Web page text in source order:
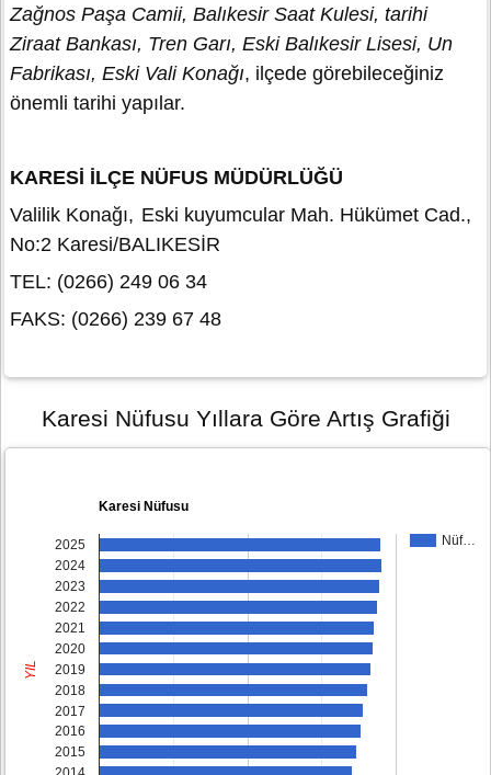
Zağnos Paşa Camii, Balıkesir Saat Kulesi, tarihi
Ziraat Bankası, Tren Garı, Eski Balıkesir Lisesi, Un
Fabrikası, Eski Vali Konağı, ilçede görebileceğiniz
önemli tarihi yapılar.
KARESİ İLÇE NÜFUS MÜDÜRLÜĞÜ
Valilik Konağı, Eski kuyumcular Mah. Hükümet Cad.,
No:2 Karesi/BALIKESİR
TEL: (0266) 249 06 34
FAKS: (0266) 239 67 48
Karesi Nüfusu Yıllara Göre Artış Grafiği
Karesi Nüfusu
Nüf…
2025
2024
2023
2022
2021
2020
2019
2018
2017
2016
2015
YIL